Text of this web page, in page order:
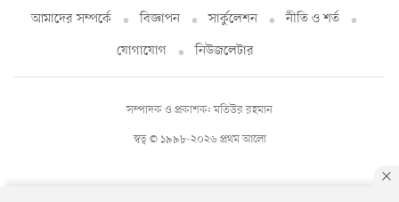
আমাদের সম্পর্কে বিজ্ঞাপন সার্কুলেশন
নীতি ও শর্ত
যোগাযোগ
নিউজলেটার
স্বত্ব © ১৯৯৮-২০২৬ প্রথম আলো
সম্পাদক ও প্রকাশক: মতিউর রহমান